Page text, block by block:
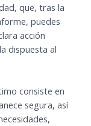
que, tras la
puedes
acción
dispuesta al
consiste en
segura, así